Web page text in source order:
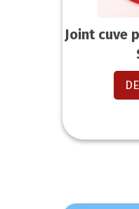
Joint cuve